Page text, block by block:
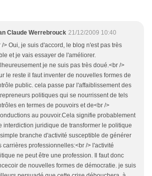
Claude Werrebrouck 21/12/2009 10:40
/> Oui, je suis d'accord, le blog n'est pas très
et je vais essayer de l'améliorer.
je ne suis pas très doué.<br />
le reste il faut inventer de nouvelles formes de
public. cela passe par l'affaiblissement des
politiques qui se nourrissent de tels
en termes de pouvoirs et de<br />
au pouvoir.Cela signifie probablement
interdiction juridique de transformer le politique
branche d'activité susceptible de générer
carrières professionnelles:<br /> l'activité
ne peut être une profession. Il faut donc
de nouvelles formes de démocratie. je suis